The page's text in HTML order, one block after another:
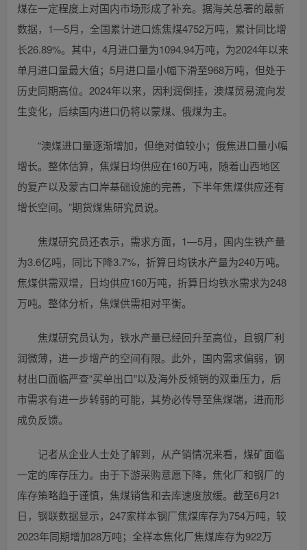
煤在一定程度上对国内市场形成了补充。据海关总署的最新
数据，1—5月，全国累计进口炼焦煤4752万吨，累计同比增
长26.89%。其中，4月进口量为1094.94万吨，为2024年以来
单月进口量最大值；5月进口量小幅下滑至968万吨，但处于
历史同期高位。2024年以来，因利润倒挂，澳煤贸易流向发
生变化，后续国内进口仍将以蒙煤、俄煤为主。
“澳煤进口量逐渐增加，但绝对值较小；俄焦进口量小幅
增长。整体估算，焦煤日均供应在160万吨，随着山西地区
的复产以及蒙古口岸基础设施的完善，下半年焦煤供应还有
增长空间。”期货煤焦研究员说。
焦煤研究员还表示，需求方面，1—5月，国内生铁产量
为3.6亿吨，同比下降3.7%，折算日均铁水产量为240万吨。
焦煤供需双增，日均供应160万吨，折算日均铁水需求为248
万吨。整体分析，焦煤供需相对平衡。
焦煤研究员认为，铁水产量已经回升至高位，且钢厂利
润微薄，进一步增产的空间有限。此外，国内需求偏弱，钢
材出口面临严查“买单出口”以及海外反倾销的双重压力，后
市需求有进一步转弱的可能，其势必传导至焦煤端，进而形
成负反馈。
记者从企业人士处了解到，从产销情况来看，煤矿面临
一定的库存压力。由于下游采购意愿下降，焦化厂和钢厂的
库存策略趋于谨慎，焦煤销售和去库速度放缓。截至6月21
日，钢联数据显示，247家样本钢厂焦煤库存为754万吨，较
2023年同期增加28万吨；全样本焦化厂焦煤库存为922万